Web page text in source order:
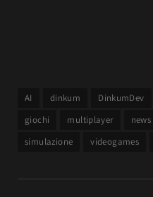
AI dinkum DinkumDev
giochi
multiplayer news
simulazione
videogames